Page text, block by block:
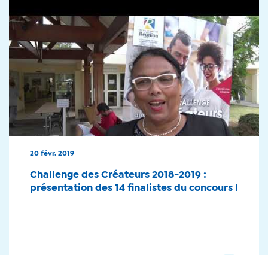
20 févr. 2019
Challenge des Créateurs 2018-2019 :
présentation des 14 finalistes du concours !